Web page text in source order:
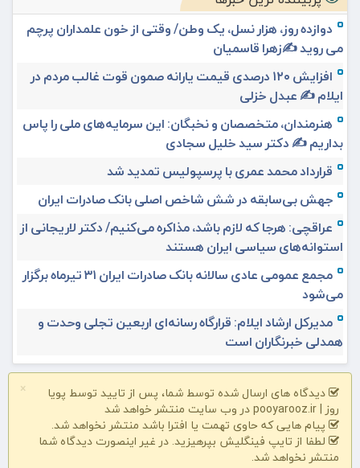
دوازده روز، هزار نسل، یک وطن/ وقتی از خون علمداران پرچم
می روید ✍️زهرا قاسمیان
افزایش ۱۲۰ درصدی قیمت یارانه صمون قوت غالب مردم در
ایلام ✍️ عبدل خزلی
هنرمندان، متخصصان و نخبگان: این سرمایه‌های ملی را پاس
بداریم ✍️ دکتر سید خلیل سجادی
قرارداد محمد عمری با پرسپولیس تمدید شد
جهش بی‌سابقه در شش شاخص اصلی بانک صادرات ایران
عراقچی: هرجا که لازم باشد، مذاکره می‌کنیم/ دکتر لاریجانی از
استوانه‌های سیاسی ایران هستند
مجمع عمومی عادی سالانه بانک صادرات ایران ۳۱ تیرماه برگزار
می‌شود
مدیرکل ارشاد ایلام: قرارگاه رسانه‌ای اربعین تجلی وحدت و
همدلی خبرنگاران است
×
دیدگاه های ارسال شده توسط شما، پس از تایید توسط پویا
روز | pooyarooz.ir در وب سایت منتشر خواهد شد
پیام هایی که حاوی تهمت یا افترا باشد منتشر نخواهد شد.
لطفا از تایپ فینگلیش بپرهیزید. در غیر اینصورت دیدگاه شما
منتشر نخواهد شد.